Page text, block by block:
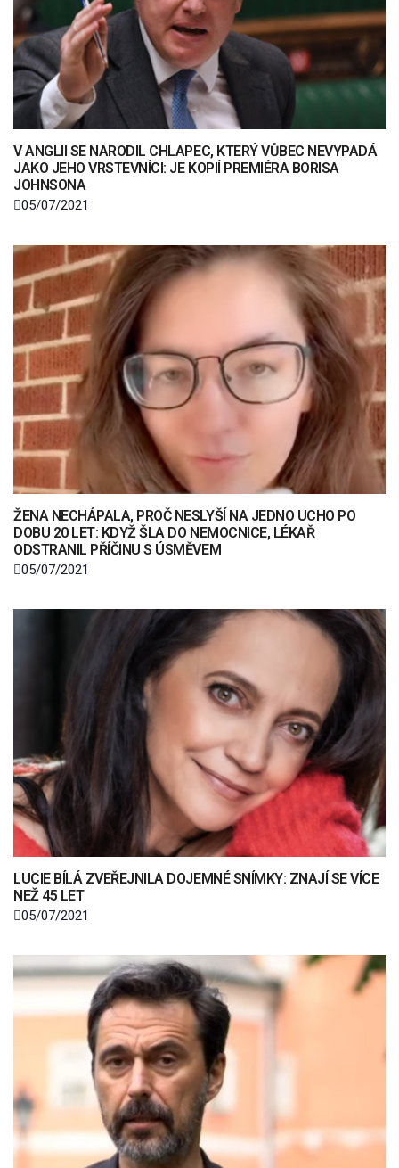
V ANGLII SE NARODIL CHLAPEC, KTERÝ VŮBEC NEVYPADÁ
JAKO JEHO VRSTEVNÍCI: JE KOPIÍ PREMIÉRA BORISA
JOHNSONA
05/07/2021
ŽENA NECHÁPALA, PROČ NESLYŠÍ NA JEDNO UCHO PO
DOBU 20 LET: KDYŽ ŠLA DO NEMOCNICE, LÉKAŘ
ODSTRANIL PŘÍČINU S ÚSMĚVEM
05/07/2021
LUCIE BÍLÁ ZVEŘEJNILA DOJEMNÉ SNÍMKY: ZNAJÍ SE VÍCE
NEŽ 45 LET
05/07/2021